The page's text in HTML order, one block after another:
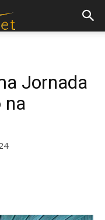
Jornada
na